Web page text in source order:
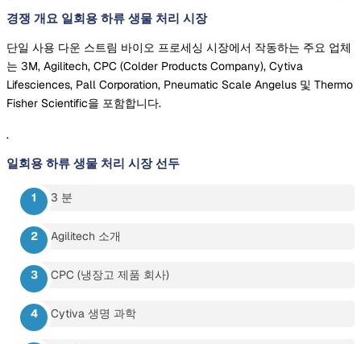
경쟁 개요 일회용 하류 생물 처리 시장
단일 사용 다운 스트림 바이오 프로세싱 시장에서 작동하는 주요 업체
는 3M, Agilitech, CPC (Colder Products Company), Cytiva
Lifesciences, Pall Corporation, Pneumatic Scale Angelus 및 Thermo
Fisher Scientific을 포함합니다.
.
일회용 하류 생물 처리 시장 선두
3 분
Agilitech 소개
CPC (냉장고 제품 회사)
Cytiva 생명 과학